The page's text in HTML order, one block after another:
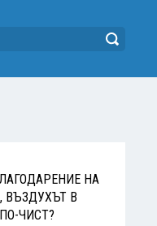
НА
ВЪЗДУХЪТ В
ЧИСТ?